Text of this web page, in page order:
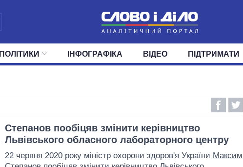
СВІТ
ПОЛIТИКИ
ОКРУГИ
ІНФОГРАФІКА ВІДЕО ПІДТРИМАТИ
Степанов пообіцяв змінити керівництво
Львівського обласного лабораторного центру
22 червня 2020 року міністр охорони здоров'я України Максим